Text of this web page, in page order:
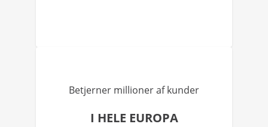
Betjerner millioner af kunder
I HELE EUROPA